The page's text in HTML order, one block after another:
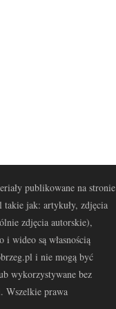
publikowane na stronie
takie jak: artykuły, zdjęcia
zdjęcia autorskie),
i wideo są własnością
i nie mogą być
wykorzystywane bez
Wszelkie prawa